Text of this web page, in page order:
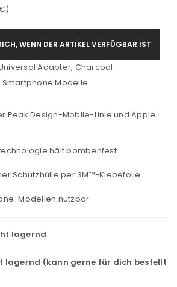
WENN DER ARTIKEL VERFÜGBAR IST
Adapter, Charcoal
Modelle
Peak Design-Mobile-Linie und Apple
hält bombenfest
Schutzhülle per 3M™-Klebefolie
Modellen nutzbar
lagernd
lagernd (kann gerne für dich bestellt